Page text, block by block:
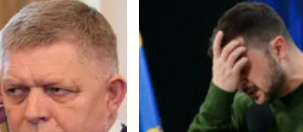
zápale
teoretizovania
„víziách“,
ste
si
nevšimli,